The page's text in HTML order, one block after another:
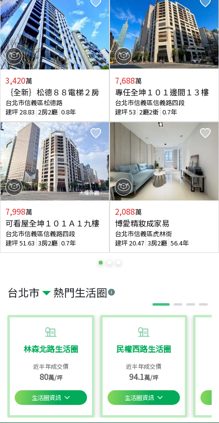
台北市 熱門生活圈
林森北路生活圈
近半年成交價
80萬/坪
生活圈資訊
民權西路生活圈
近半年成交價
94.1萬/坪
生活圈資訊
3,420萬
｛全新｝松德８８電梯２房
台北市信義區松德路
建坪28.83 2房2廳 0.8年
7,998萬
可看屋全坤１０１Ａ１九樓
台北市信義區信義路四段
建坪51.63 3房2廳 0.7年
7,688萬
專任全坤１０１邊間１３樓
台北市信義區信義路四段
建坪53 2廳2衛 0.7年
2,088萬
博愛精妝成家易
台北市信義區虎林街
建坪20.47 3房2廳 56.4年